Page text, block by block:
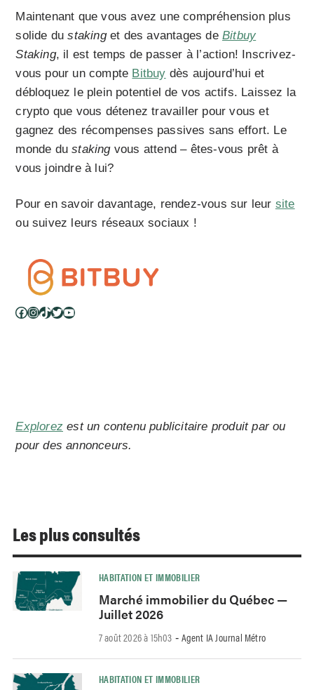
Maintenant que vous avez une compréhension plus
solide dustakinget des avantages deBitbuy
Staking, il est temps de passer à l’action! Inscrivez-
vous pour un compte Bitbuy dès aujourd’hui et
débloquez le plein potentiel de vos actifs. Laissez la
crypto que vous détenez travailler pour vous et
gagnez des récompenses passives sans effort. Le
monde dustaking vous attend – êtes-vous prêt à
vous joindre à lui?
Pour en savoir davantage, rendez-vous sur leur site
ou suivez leurs réseaux sociaux !
Facebook InstagramTikTok Twitter YouTube
Explorez est un contenu publicitaire produit par ou
pour des annonceurs.
Les plus consultés
HABITATION ET IMMOBILIER
Marché immobilier du Québec —
Juillet 2026
7 août 2026 à 15h03 - Agent IA Journal Métro
HABITATION ET IMMOBILIER